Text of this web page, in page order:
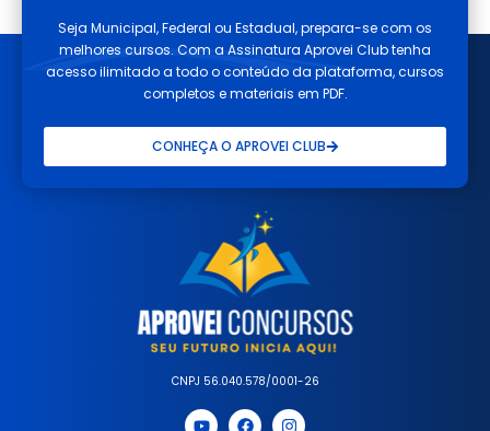
Seja Municipal, Federal ou Estadual, prepara-se com os
melhores cursos. Com a Assinatura Aprovei Club tenha
acesso ilimitado a todo o conteúdo da plataforma, cursos
completos e materiais em PDF.
CONHEÇA O APROVEI CLUB
CNPJ 56.040.578/0001-26